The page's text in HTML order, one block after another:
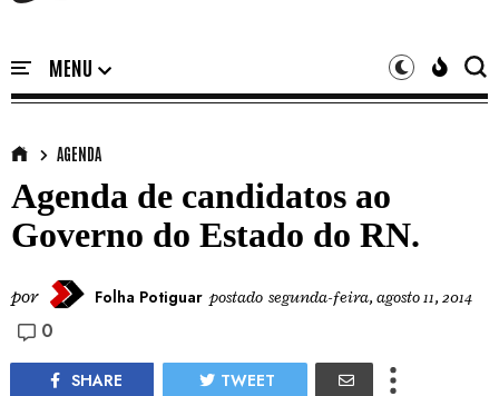
AGENDA
Agenda de candidatos ao
Governo do Estado do RN.
por Folha Potiguar postado segunda-feira, agosto 11, 2014
0
SHARE TWEET